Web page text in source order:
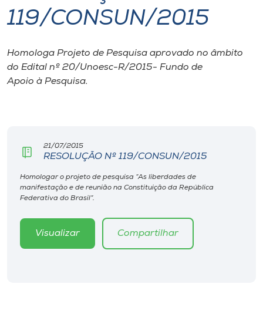
I.nova
Diplomados
Editora
Rádio
119/CONSUN/2015
Homologa Projeto de Pesquisa aprovado no âmbito
do Edital nº 20/Unoesc-R/2015- Fundo de
Apoio à Pesquisa.
21/07/2015
RESOLUÇÃO Nº 119/CONSUN/2015
Homologar o projeto de pesquisa “As liberdades de
manifestação e de reunião na Constituição da República
Federativa do Brasil”.
Visualizar Compartilhar